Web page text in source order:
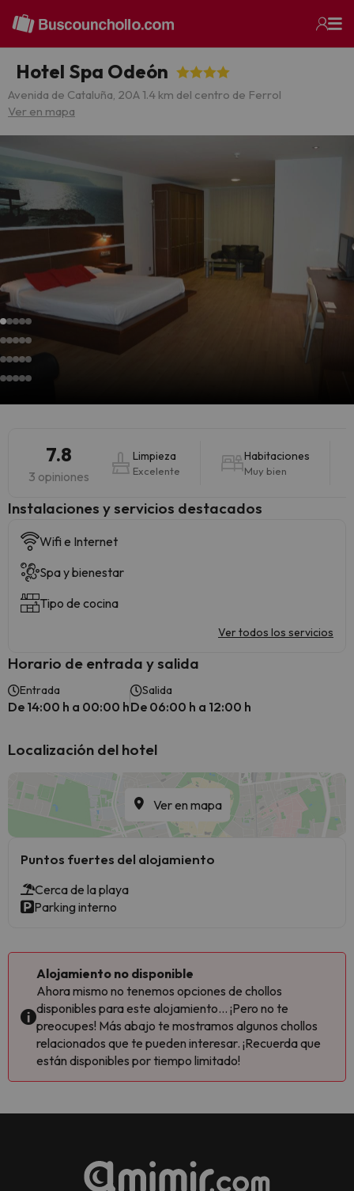
Hotel Spa Odeón
Avenida de Cataluña, 20A 1.4 km del centro de Ferrol
Ver en mapa
7.8
3 opiniones
Limpieza
Excelente
Habitaciones
Muy bien
Instalaciones y servicios destacados
Wifi e Internet
Spa y bienestar
Tipo de cocina
Ver todos los servicios
Horario de entrada y salida
Entrada
De 14:00 h a 00:00 h
Salida
De 06:00 h a 12:00 h
Localización del hotel
Ver en mapa
Puntos fuertes del alojamiento
Cerca de la playa
Parking interno
Alojamiento no disponible
Ahora mismo no tenemos opciones de chollos
disponibles para este alojamiento... ¡Pero no te
preocupes! Más abajo te mostramos algunos chollos
relacionados que te pueden interesar. ¡Recuerda que
están disponibles por tiempo limitado!